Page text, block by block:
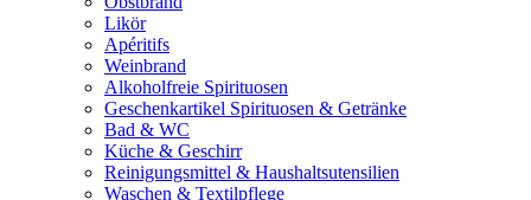
Likör
Apéritifs
Weinbrand
Alkoholfreie Spirituosen
Geschenkartikel Spirituosen & Getränke
Bad & WC
Küche & Geschirr
Reinigungsmittel & Haushaltsutensilien
Waschen & Textilpflege